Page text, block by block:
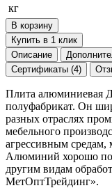
кг
В корзину
Купить в 1 клик
Описание
Сертификаты (4)
Плита алюминиевая
полуфабрикат. Он
разных отраслях
мебельного
агрессивным
Алюминий хорошо
другим видам
МетОптТрейдинг».